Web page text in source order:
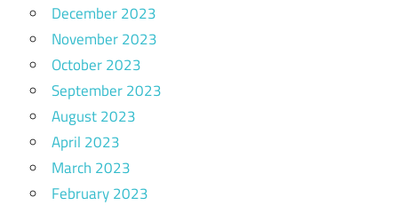
December 2023
November 2023
October 2023
September 2023
August 2023
April 2023
March 2023
February 2023